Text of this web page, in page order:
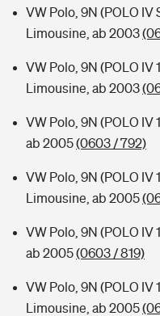
VW Polo, 9N (POLO IV
Limousine, ab 2003
VW Polo, 9N (POLO IV
Limousine, ab 2003
VW Polo, 9N (POLO IV
ab 2005(0603 / 792)
VW Polo, 9N (POLO IV
Limousine, ab 2005
VW Polo, 9N (POLO IV
ab 2005(0603 / 819)
VW Polo, 9N (POLO IV
Limousine, ab 2005